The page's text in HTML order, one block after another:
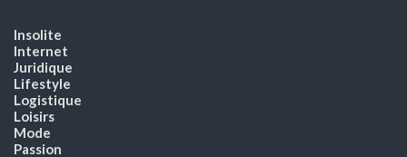
Insolite
Internet
Juridique
Lifestyle
Logistique
Loisirs
Mode
Passion